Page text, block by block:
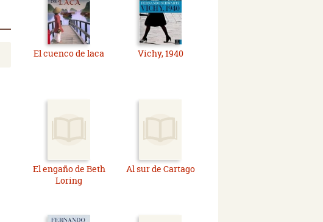
El cuenco de laca Vichy, 1940
El engaño de Beth
Loring
Al sur de Cartago